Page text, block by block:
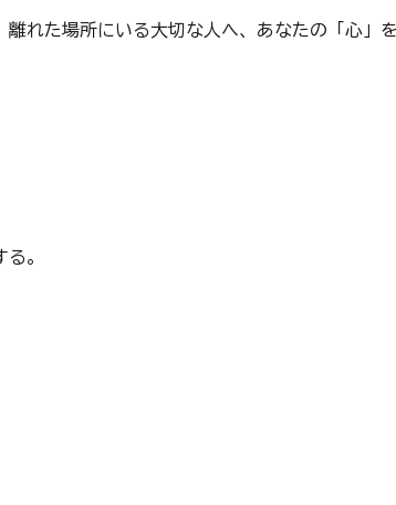
れた場所にいる大切な人へ、あなたの「心」
る。